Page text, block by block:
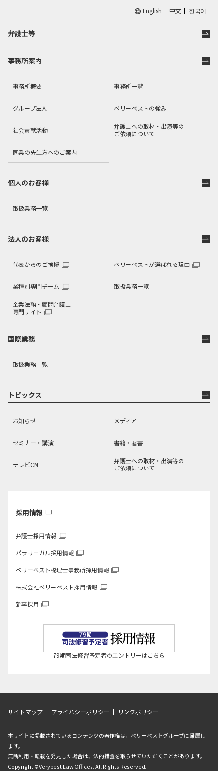
English 中文 한국어
弁護士等
事務所案内
事務所概要 事務所一覧
グループ法人 ベリーベストの強み
社会貢献活動
弁護士への取材・出演等の
ご依頼について
同業の先生方へのご案内
個人のお客様
取扱業務一覧
法人のお客様
代表からのご挨拶 ベリーベストが選ばれる理由
業種別専門チーム 取扱業務一覧
企業法務・顧問弁護士
専門サイト
国際業務
取扱業務一覧
トピックス
お知らせ メディア
セミナー・講演 書籍・著書
テレビCM
弁護士への取材・出演等の
ご依頼について
採用情報
弁護士採用情報
パラリーガル採用情報
ベリーベスト税理士事務所採用情報
株式会社ベリーベスト採用情報
新卒採用
79期司法修習予定者のエントリーはこちら
サイトマップ プライバシーポリシー リンクポリシー
本サイトに掲載されているコンテンツの著作権は、ベリーベストグループに帰属し
ます。
無断利用・転載を発見した場合は、法的措置を取らせていただくことがあります。
Copyright ©Verybest Law Offices. All Rights Reserved.